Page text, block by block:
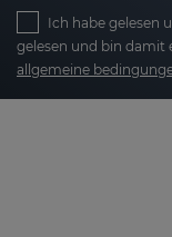
Ich habe gelesen
gelesen und bin damit
allgemeine